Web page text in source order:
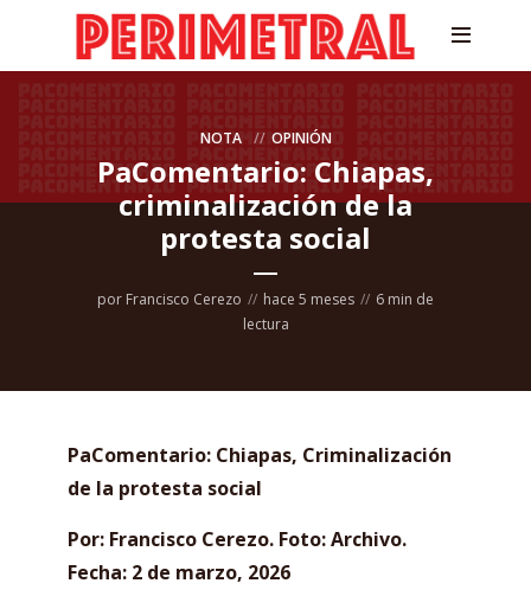
NOTA OPINIÓN
PaComentario: Chiapas,
criminalización de la
protesta social
por Francisco Cerezo hace 5 meses
6 min de
lectura
PaComentario: Chiapas, Criminalización
de la protesta social
Por: Francisco Cerezo. Foto: Archivo.
Fecha: 2 de marzo, 2026